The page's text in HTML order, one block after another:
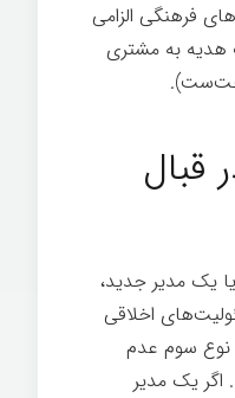
فرهنگی الزامی
هدیه به مشتری
قبال
یک مدیر جدید،
اخلاقی
نوع سوم عدم
. اگر یک مدیر